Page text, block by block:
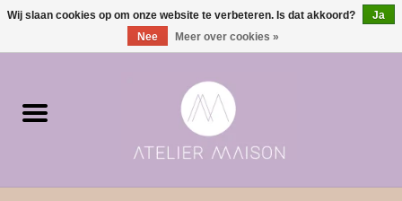
0 Artikelen - €0,00
Moments | verloving & geboorte
Wij slaan cookies op om onze website te verbeteren. Is dat akkoord?
Ja
Nee
Meer over cookies »